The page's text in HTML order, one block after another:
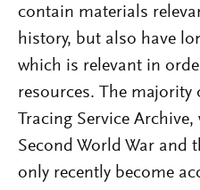
contain materials
history, but also have
which is relevant in
resources. The
Tracing Service
Second World War and
only recently become